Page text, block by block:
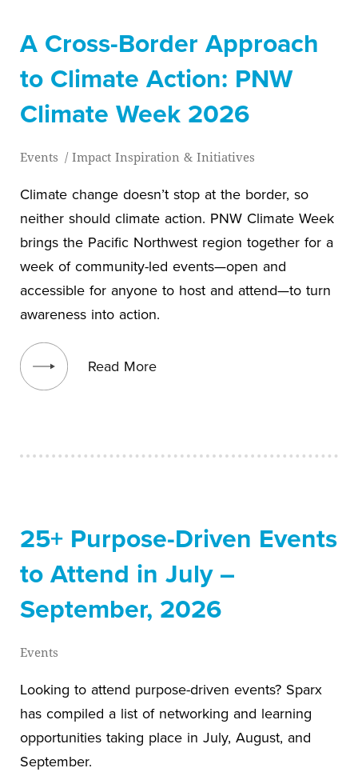
A Cross-Border Approach
to Climate Action: PNW
Climate Week 2026
Events / Impact Inspiration & Initiatives
Climate change doesn’t stop at the border, so
neither should climate action. PNW Climate Week
brings the Pacific Northwest region together for a
week of community-led events—open and
accessible for anyone to host and attend—to turn
awareness into action.
Read More
View blog post
25+ Purpose-Driven Events
to Attend in July –
September, 2026
Events
Looking to attend purpose-driven events? Sparx
has compiled a list of networking and learning
opportunities taking place in July, August, and
September.